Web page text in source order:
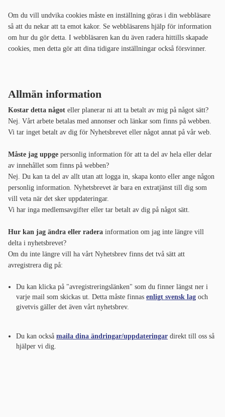
Om du vill undvika cookies måste en inställning göras i din webbläsare
så att du nekar att ta emot kakor. Se webbläsarens hjälp för information
om hur du gör detta. I webbläsaren kan du även radera hittills skapade
cookies, men detta gör att dina tidigare inställningar också försvinner.
Allmän information
Kostar detta något eller planerar ni att ta betalt av mig på något sätt?
Nej. Vårt arbete betalas med annonser och länkar som finns på webben.
Vi tar inget betalt av dig för Nyhetsbrevet eller något annat på vår web.
Måste jag uppge personlig information för att ta del av hela eller delar
av innehållet som finns på webben?
Nej. Du kan ta del av allt utan att logga in, skapa konto eller ange någon
personlig information. Nyhetsbrevet är bara en extratjänst till dig som
vill veta när det sker uppdateringar.
Vi har inga medlemsavgifter eller tar betalt av dig på något sätt.
Hur kan jag ändra eller radera information om jag inte längre vill
delta i nyhetsbrevet?
Om du inte längre vill ha vårt Nyhetsbrev finns det två sätt att
avregistrera dig på:
Du kan klicka på "avregistreringslänken" som du finner längst ner i
varje mail som skickas ut. Detta måste finnas enligt svensk lag och
givetvis gäller det även vårt nyhetsbrev.
Du kan också maila dina ändringar/uppdateringar direkt till oss så
hjälper vi dig.